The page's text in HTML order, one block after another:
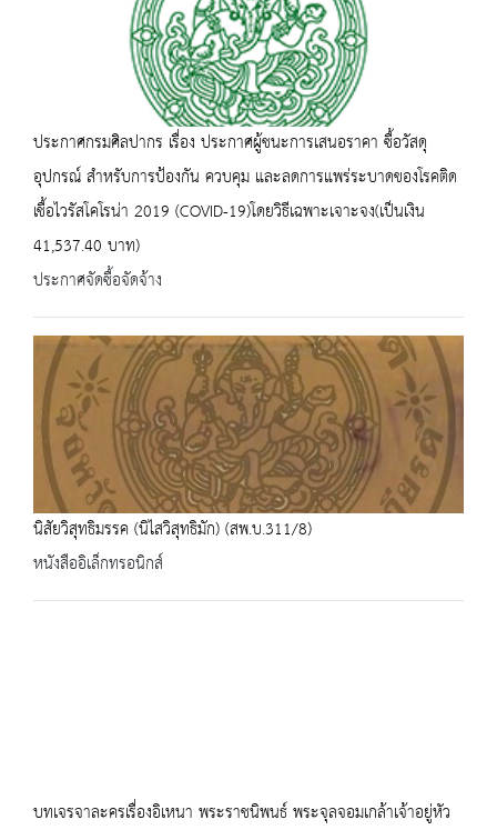
ประกาศกรมศิลปากร เรื่อง ประกาศผู้ชนะการเสนอราคา ซื้อวัสดุ
อุปกรณ์ สำหรับการป้องกัน ควบคุม และลดการแพร่ระบาดของโรคติด
เชื้อไวรัสโคโรน่า 2019 (COVID-19)โดยวิธีเฉพาะเจาะจง(เป็นเงิน
41,537.40 บาท)
ประกาศจัดซื้อจัดจ้าง
นิสัยวิสุทธิมรรค (นิไสวิสุทธิมัก) (สพ.บ.311/8)
หนังสืออิเล็กทรอนิกส์
บทเจรจาละครเรื่องอิเหนา พระราชนิพนธ์ พระจุลจอมเกล้าเจ้าอยู่หัว